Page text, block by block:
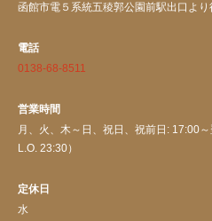
函館市電５系統五稜郭公園前駅出口よ
電話
0138-68-8511
営業時間
月、火、木～日、祝日、祝前日: 17:00
L.O. 23:30）
定休日
水